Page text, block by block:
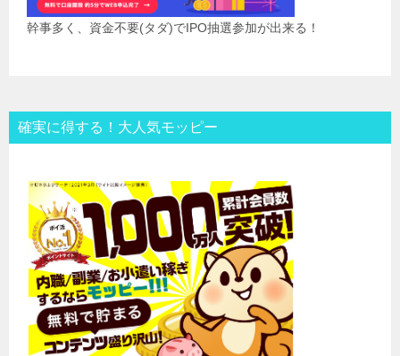
幹事多く、資金不要(タダ)でIPO抽選参加が出来る！
確実に得する！大人気モッピー